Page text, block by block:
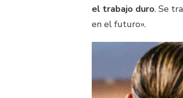
el trabajo duro. Se
en el futuro».